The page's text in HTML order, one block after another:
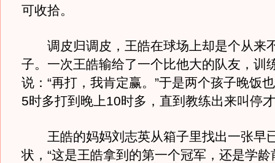
可收拾。
调皮归调皮，王皓在球场上却是个从来
子。一次王皓输给了一个比他大的队友，训
说：“再打，我肯定赢。”于是两个孩子晚饭
5时多打到晚上10时多，直到教练出来叫停
王皓的妈妈刘志英从箱子里找出一张早
状，“这是王皓拿到的第一个冠军，还是学龄